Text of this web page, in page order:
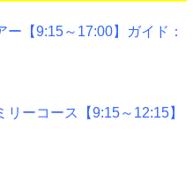
【9:15～17:00】ガイド：
ーコース【9:15～12:15】